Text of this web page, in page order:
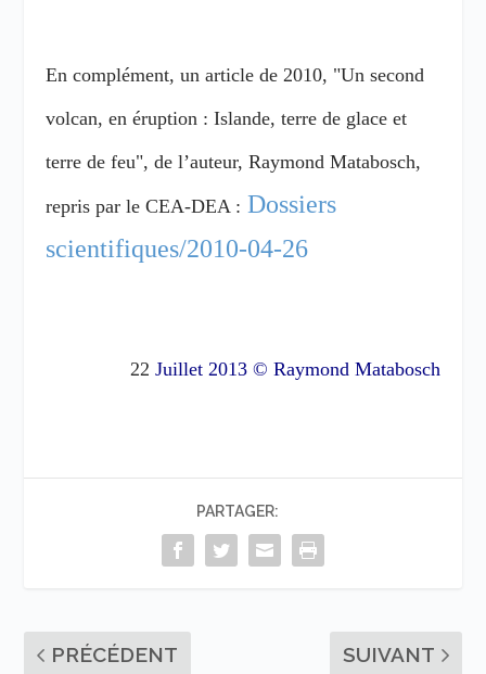
En complément, un article de 2010, "Un second
volcan, en éruption : Islande, terre de glace et
terre de feu", de l’auteur, Raymond Matabosch,
repris par le CEA-DEA : Dossiers
scientifiques/2010-04-26
22 Juillet 2013 © Raymond Matabosch
PARTAGER:
PRÉCÉDENT SUIVANT